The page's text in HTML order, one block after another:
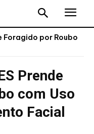
Foragido por Roubo
Prende
com Uso
Facial